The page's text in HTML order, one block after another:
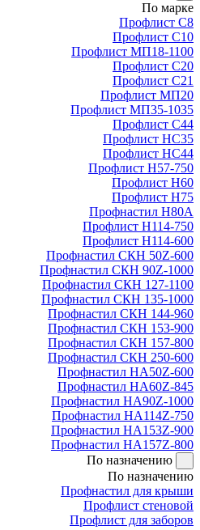
По марке
Профлист С8
Профлист С10
Профлист МП18-1100
Профлист С20
Профлист С21
Профлист МП20
Профлист МП35-1035
Профлист С44
Профлист НС35
Профлист НС44
Профлист Н57-750
Профлист Н60
Профлист Н75
Профнастил Н80А
Профлист Н114-750
Профлист Н114-600
Профнастил СКН 50Z-600
Профнастил СКН 90Z-1000
Профнастил СКН 127-1100
Профнастил СКН 135-1000
Профнастил СКН 144-960
Профнастил СКН 153-900
Профнастил СКН 157-800
Профнастил СКН 250-600
Профнастил НА50Z-600
Профнастил НА60Z-845
Профнастил НА90Z-1000
Профнастил НА114Z-750
Профнастил НА153Z-900
Профнастил НА157Z-800
По назначению
По назначению
Профнастил для крыши
Профлист стеновой
Профлист для заборов